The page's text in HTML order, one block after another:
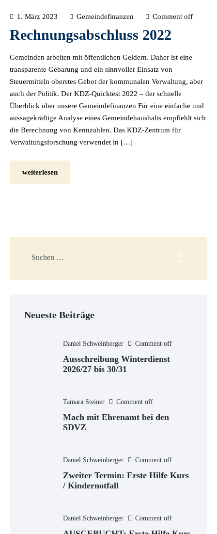
1. März 2023 Gemeindefinanzen Comment off
Rechnungsabschluss 2022
Gemeinden arbeiten mit öffentlichen Geldern. Daher ist eine
transparente Gebarung und ein sinnvoller Einsatz von
Steuermitteln oberstes Gebot der kommunalen Verwaltung, aber
auch der Politik. Der KDZ-Quicktest 2022 – der schnelle
Überblick über unsere Gemeindefinanzen Für eine einfache und
aussagekräftige Analyse eines Gemeindehaushalts empfiehlt sich
die Berechnung von Kennzahlen. Das KDZ-Zentrum für
Verwaltungsforschung verwendet in […]
weiterlesen
Neueste Beiträge
Daniel Schweinberger Comment off
Ausschreibung Winterdienst
2026/27 bis 30/31
Tamara Steiner Comment off
Mach mit Ehrenamt bei den
SDVZ
Daniel Schweinberger Comment off
Zweiter Termin: Erste Hilfe Kurs
/ Kindernotfall
Daniel Schweinberger Comment off